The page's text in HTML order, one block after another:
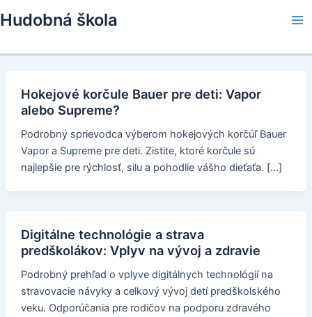
to
Hudobná škola
Hokejové korčule Bauer pre deti: Vapor
alebo Supreme?
Podrobný sprievodca výberom hokejových korčúľ Bauer
Vapor a Supreme pre deti. Zistite, ktoré korčule sú
najlepšie pre rýchlosť, silu a pohodlie vášho dieťaťa. […]
Digitálne technológie a strava
predškolákov: Vplyv na vývoj a zdravie
Podrobný prehľad o vplyve digitálnych technológií na
stravovacie návyky a celkový vývoj detí predškolského
veku. Odporúčania pre rodičov na podporu zdravého